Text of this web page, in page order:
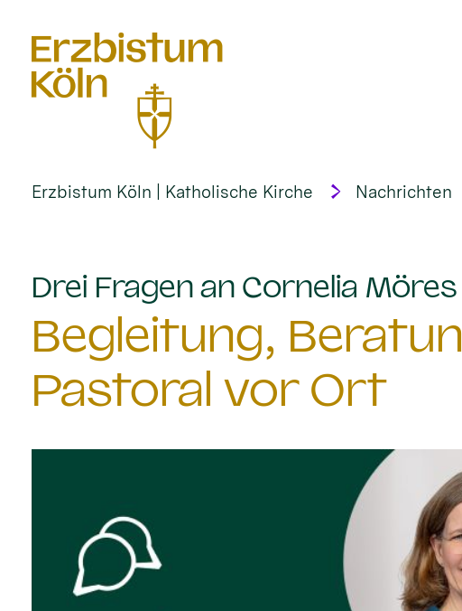
Erzbistum Köln | Katholische Kirche Nachrichten
Drei Fragen an Cornelia Möres
Begleitung,
Pastoral vor Ort